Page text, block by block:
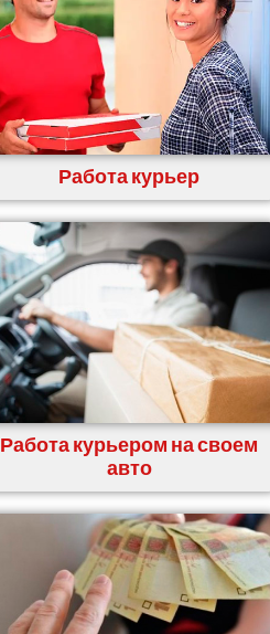
Работа курьер
Работа курьером на своем
авто